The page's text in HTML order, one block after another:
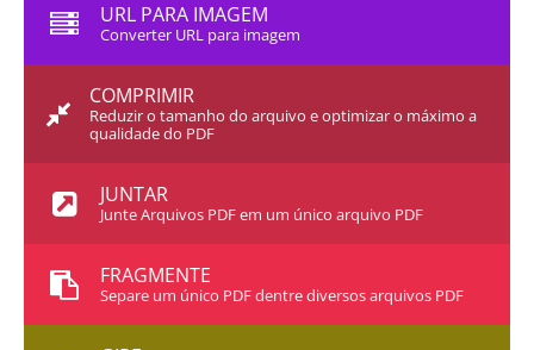
URL PARA IMAGEM
Converter URL para imagem
COMPRIMIR
Reduzir o tamanho do arquivo e optimizar o máximo a
qualidade do PDF
JUNTAR
Junte Arquivos PDF em um único arquivo PDF
FRAGMENTE
Separe um único PDF dentre diversos arquivos PDF